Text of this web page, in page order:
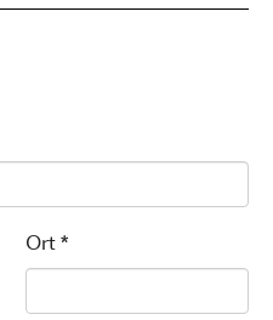
Ort *